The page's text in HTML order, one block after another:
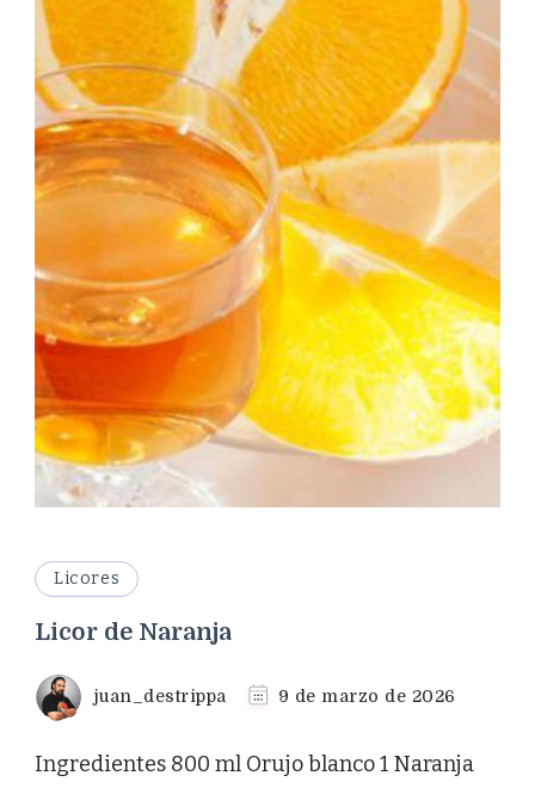
Licores
Licor de Naranja
juan_destrippa 9 de marzo de 2026
Ingredientes 800 ml Orujo blanco 1 Naranja